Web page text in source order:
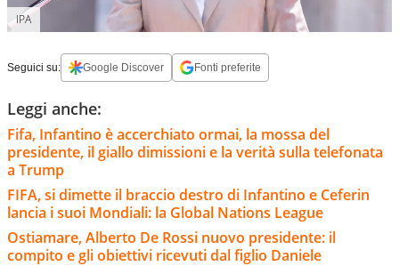
IPA
Seguici su: Google Discover Fonti preferite
Leggi anche:
Fifa, Infantino è accerchiato ormai, la mossa del
presidente, il giallo dimissioni e la verità sulla telefonata
a Trump
FIFA, si dimette il braccio destro di Infantino e Ceferin
lancia i suoi Mondiali: la Global Nations League
Ostiamare, Alberto De Rossi nuovo presidente: il
compito e gli obiettivi ricevuti dal figlio Daniele